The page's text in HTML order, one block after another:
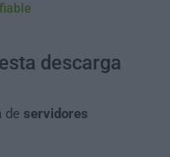
descarga
de servidores